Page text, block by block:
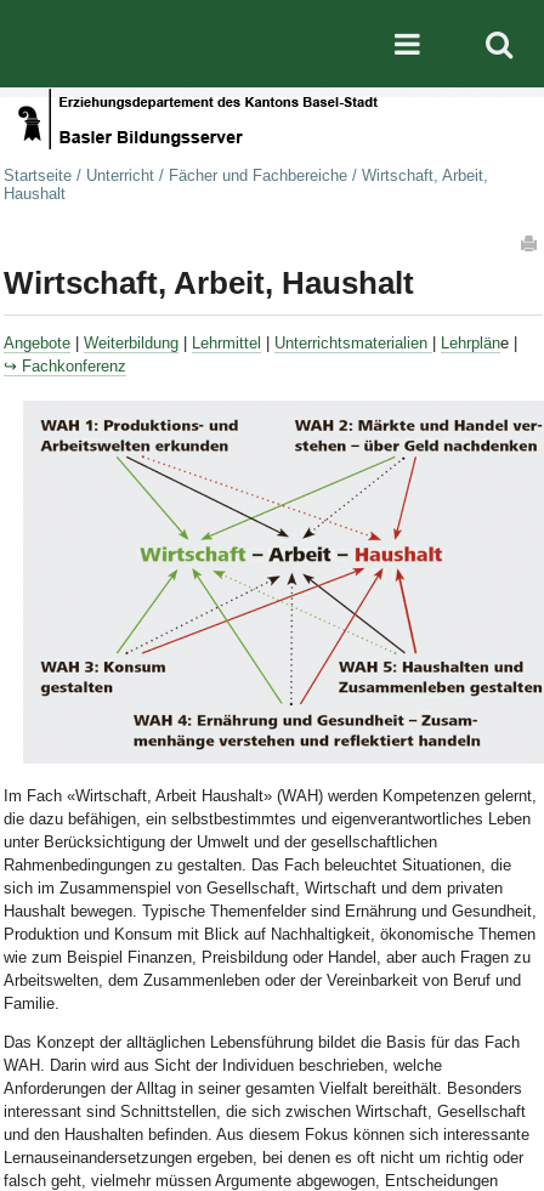
Mobile
Startseite / Unterricht / Fächer und Fachbereiche / Wirtschaft, Arbeit,
Haushalt
Wirtschaft, Arbeit, Haushalt
Angebote| Weiterbildung| Lehrmittel Unterrichtsmaterialien Lehrpläne |
↪ Fachkonferenz
Im Fach «Wirtschaft, Arbeit Haushalt» (WAH) werden Kompetenzen gelernt,
die dazu befähigen, ein selbstbestimmtes und eigenverantwortliches Leben
unter Berücksichtigung der Umwelt und der gesellschaftlichen
Rahmenbedingungen zu gestalten. Das Fach beleuchtet Situationen, die
sich im Zusammenspiel von Gesellschaft, Wirtschaft und dem privaten
Haushalt bewegen. Typische Themenfelder sind Ernährung und Gesundheit,
Produktion und Konsum mit Blick auf Nachhaltigkeit, ökonomische Themen
wie zum Beispiel Finanzen, Preisbildung oder Handel, aber auch Fragen zu
Arbeitswelten, dem Zusammenleben oder der Vereinbarkeit von Beruf und
Familie.
Das Konzept der alltäglichen Lebensführung bildet die Basis für das Fach
WAH. Darin wird aus Sicht der Individuen beschrieben, welche
Anforderungen der Alltag in seiner gesamten Vielfalt bereithält. Besonders
interessant sind Schnittstellen, die sich zwischen Wirtschaft, Gesellschaft
und den Haushalten befinden. Aus diesem Fokus können sich interessante
Lernauseinandersetzungen ergeben, bei denen es oft nicht um richtig oder
falsch geht, vielmehr müssen Argumente abgewogen, Entscheidungen